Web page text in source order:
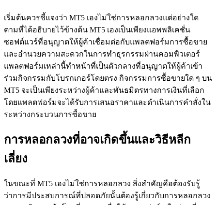
เริ่มต้นควรชี้แจงว่า MT5 เองไม่ใช่การหลอกลวงแต่อย่างใด
ตามที่ได้อธิบายไว้ข้างต้น MT5 เองเป็นเพียงแอพพลิเคชั่น
ซอฟต์แวร์ที่อนุญาตให้ผู้ค้าเชื่อมต่อกับแพลตฟอร์มการซื้อขาย
และอำนวยความสะดวกในการทำธุรกรรมผ่านคอมพิวเตอร์
แพลตฟอร์มเหล่านี้ทำหน้าที่เป็นตัวกลางที่อนุญาตให้ผู้ค้าเข้า
ร่วมกิจกรรมกับโบรกเกอร์โดยตรง กิจกรรมการซื้อขายใด ๆ บน
MT5 จะเป็นเพียงระหว่างผู้ค้าและพันธมิตรทางการเงินที่เลือก
โดยแพลตฟอร์มจะได้รับการเสนอราคาและดำเนินการคำสั่งใน
ระหว่างกระบวนการซื้อขาย
การหลอกลวงที่อาจเกิดขึ้นและวิธีหลีก
เลี่ยง
ในขณะที่ MT5 เองไม่ใช่การหลอกลวง สิ่งสำคัญคือต้องรับรู้
ว่าการมีประสบการณ์ที่ปลอดภัยนั้นต้องรู้เกี่ยวกับการหลอกลวง